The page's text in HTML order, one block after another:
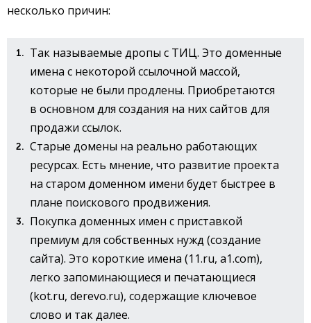
несколько причин:
Так называемые дропы с ТИЦ. Это доменные
имена с некоторой ссылочной массой,
которые не были продлены. Приобретаются
в основном для создания на них сайтов для
продажи ссылок.
Старые домены на реально работающих
ресурсах. Есть мнение, что развитие проекта
на старом доменном имени будет быстрее в
плане поискового продвижения.
Покупка доменных имен с приставкой
премиум для собственных нужд (создание
сайта). Это короткие имена (11.ru, a1.com),
легко запоминающиеся и печатающиеся
(kot.ru, derevo.ru), содержащие ключевое
слово и так далее.